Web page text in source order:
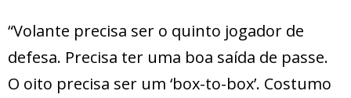
“Volante precisa ser o quinto jogador de
defesa. Precisa ter uma boa saída de passe.
O oito precisa ser um ‘box-to-box’. Costumo